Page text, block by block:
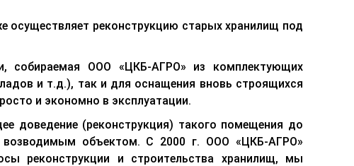
осуществляет реконструкцию старых хранилищ под
собираемая ООО «ЦКБ-АГРО» из комплектующих
и т.д.), так и для оснащения вновь строящихся
и экономно в эксплуатации.
доведение (реконструкция) такого помещения до
возводимым объектом. С 2000 г. ООО «ЦКБ-АГРО»
реконструкции и строительства хранилищ, мы